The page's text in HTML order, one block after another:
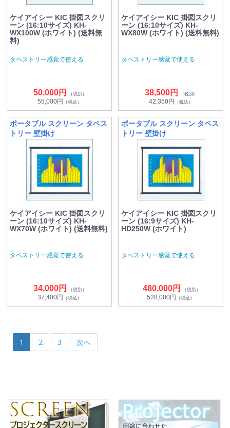
ケイアイシー KIC 掛図スクリ
ーン (16:10サイズ) KH-
WX100W (ホワイト) (送料無
料)
タペストリー感覚で使える
50,000円 （税別）
55,000円 （税込）
ケイアイシー KIC 掛図スクリ
ーン (16:10サイズ) KH-
WX80W (ホワイト) (送料無料)
タペストリー感覚で使える
38,500円 （税別）
42,350円 （税込）
ポータブル スクリーン タペス
トリー 壁掛け
ケイアイシー KIC 掛図スクリ
ーン (16:10サイズ) KH-
WX70W (ホワイト) (送料無料)
タペストリー感覚で使える
34,000円 （税別）
37,400円 （税込）
ポータブル スクリーン タペス
トリー 壁掛け
ケイアイシー KIC 掛図スクリ
ーン (16:9サイズ) KH-
HD250W (ホワイト)
タペストリー感覚で使える
480,000円 （税別）
528,000円 （税込）
1 2 3 次へ